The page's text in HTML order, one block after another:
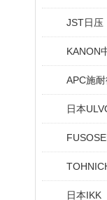
JST日压
KANON
APC施
日本
日本IKK